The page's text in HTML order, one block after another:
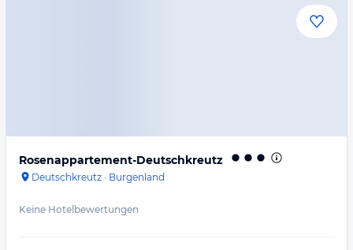
Rosenappartement-Deutschkreutz
Deutschkreutz · Burgenland
Keine Hotelbewertungen